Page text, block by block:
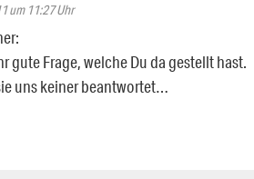
um 11:27 Uhr
gute Frage, welche Du da gestellt hast.
uns keiner beantwortet…